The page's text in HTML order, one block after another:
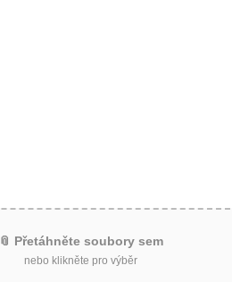
📎 Přetáhněte soubory sem
nebo klikněte pro výběr